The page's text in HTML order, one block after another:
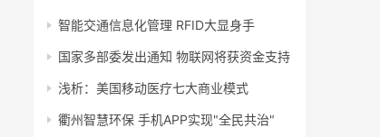
智能交通信息化管理 RFID大显身手
国家多部委发出通知 物联网将获资金支持
浅析：美国移动医疗七大商业模式
衢州智慧环保 手机APP实现"全民共治"